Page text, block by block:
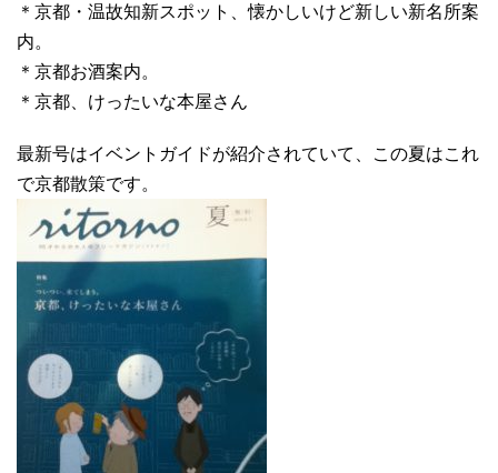
＊京都・温故知新スポット、懐かしいけど新しい新名所案
内。
＊京都お酒案内。
＊京都、けったいな本屋さん
最新号はイベントガイドが紹介されていて、この夏はこれ
で京都散策です。